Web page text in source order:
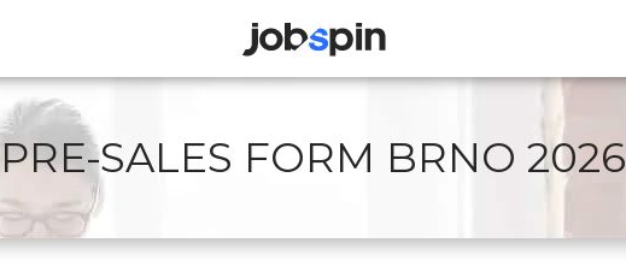
JOBSPIN
PRE-SALES FORM BRNO 2026